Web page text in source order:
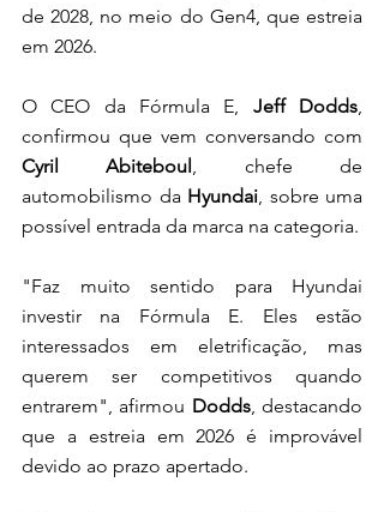
de 2028, no meio do Gen4, que estreia
em 2026.
O CEO da Fórmula E, Jeff Dodds,
Cyril Abiteboul , chefe de
automobilismo da Hyundai, sobre uma
"Faz muito sentido para Hyundai
investir na Fórmula E. Eles estão
interessados em eletrificação, mas
querem ser competitivos quando
entrarem", afirmou Dodds, destacando
que a estreia em 2026 é improvável
devido ao prazo apertado.